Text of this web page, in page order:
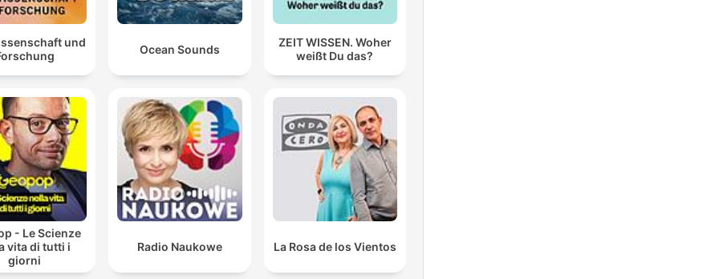
und
Ocean Sounds
ZEIT WISSEN. Woher
weißt Du das?
- Le Scienze
vita di tutti i
giorni
Radio Naukowe La Rosa de los Vientos